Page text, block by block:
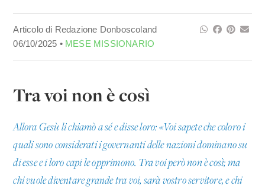
Articolo di Redazione Donboscoland
06/10/2025 • MESE MISSIONARIO
Tra voi non è così
Allora Gesù li chiamò a sé e disse loro: «Voi sapete che coloro i
quali sono considerati i governanti delle nazioni dominano su
di esse e i loro capi le opprimono. Tra voi però non è così; ma
chi vuole diventare grande tra voi, sarà vostro servitore, e chi